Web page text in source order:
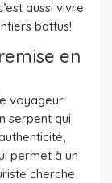
aussi vivre
battus!
en
voyageur
serpent qui
permet à un
cherche